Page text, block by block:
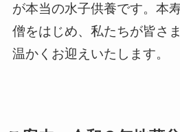
が本当の水子供養です。本
僧をはじめ、私たちが皆さ
温かくお迎えいたします。